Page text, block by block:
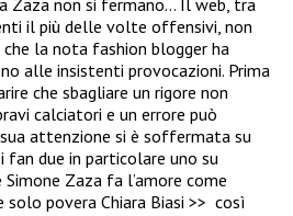
il più delle volte offensivi, non
la nota fashion blogger ha
alle insistenti provocazioni. Prima
che sbagliare un rigore non
calciatori e un errore può
attenzione si è soffermata su
fan due in particolare uno su
Zaza fa l’amore come
solo povera Chiara Biasi >> così